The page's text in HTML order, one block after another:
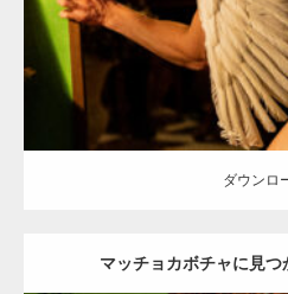
ダウンロード
ダウンロ
マッチョカボチャに見